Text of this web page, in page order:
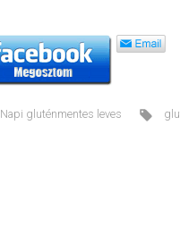
Napi gluténmentes leves